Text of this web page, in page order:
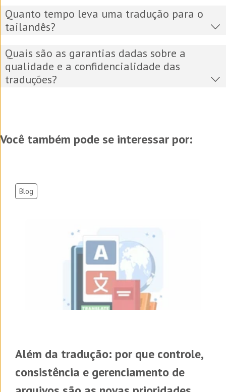
Quanto tempo leva uma tradução para o
tailandês?
Quais são as garantias dadas sobre a
qualidade e a confidencialidade das
traduções?
Você também pode se interessar por:
Blog
Além da tradução: por que controle,
consistência e gerenciamento de